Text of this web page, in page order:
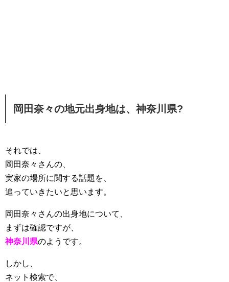
岡田奈々の地元出身地は、神奈川県?
それでは、
岡田奈々さんの、
実家の場所に関する話題を、
追っていきたいと思います。
岡田奈々さんの出身地について、
まずは確認ですが、
神奈川県のようです。
しかし、
ネット検索で、